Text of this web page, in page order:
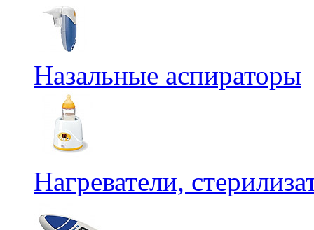
Назальные аспираторы
Нагреватели,